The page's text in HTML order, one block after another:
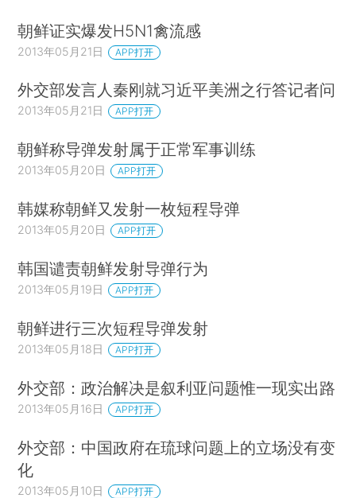
朝鲜证实爆发H5N1禽流感
2013年05月21日 APP打开
外交部发言人秦刚就习近平美洲之行答记者问
2013年05月21日 APP打开
朝鲜称导弹发射属于正常军事训练
2013年05月20日 APP打开
韩媒称朝鲜又发射一枚短程导弹
2013年05月20日 APP打开
韩国谴责朝鲜发射导弹行为
2013年05月19日 APP打开
朝鲜进行三次短程导弹发射
2013年05月18日 APP打开
外交部：政治解决是叙利亚问题惟一现实出路
2013年05月16日 APP打开
外交部：中国政府在琉球问题上的立场没有变
化
2013年05月10日 APP打开